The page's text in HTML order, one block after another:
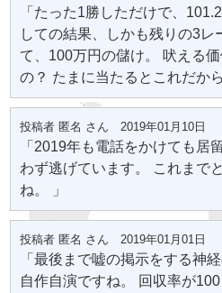
「たった1勝しただけで、
しての結果、しかも残りの3
て、100万円の儲け。 吠える
の？ たまに当たるとこれだから
投稿者 匿名 さん 2019年01月10日
「2019年も電話をかけても居
わず逃げています。 これまで
ね。 」
投稿者 匿名 さん 2019年01月01日
「最後まで嘘の掲示をする神
自作自演ですね。 回収率が